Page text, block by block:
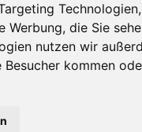
die Sie
nutzen wir
kommen